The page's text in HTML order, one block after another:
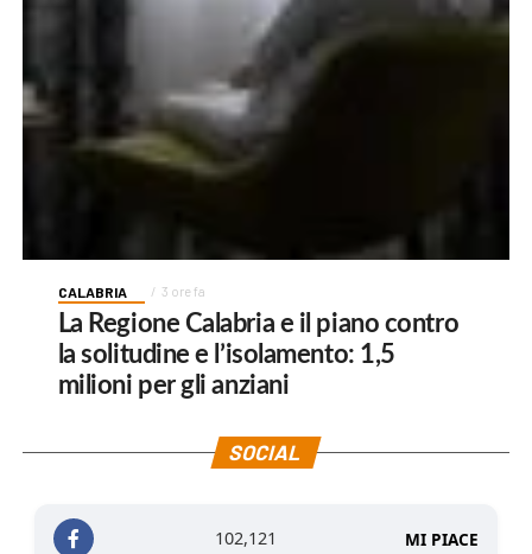
CALABRIA 3 ore fa
La Regione Calabria e il piano contro
la solitudine e l’isolamento: 1,5
milioni per gli anziani
SOCIAL
102,121 MI PIACE